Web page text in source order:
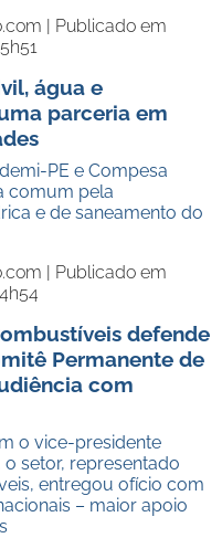
| Publicado em
água e
parceria em
PE e Compesa
comum pela
e de saneamento do
| Publicado em
defende
Permanente de
com
o vice-presidente
setor, representado
entregou ofício com
– maior apoio